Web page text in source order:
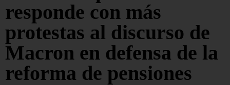
responde con más
protestas al discurso de
Macron en defensa de la
reforma de pensiones